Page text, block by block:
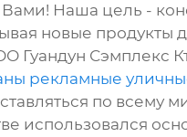
Наша цель -
новые продукты
Гуандун Сэмплекс
рекламные
по всему
использовался